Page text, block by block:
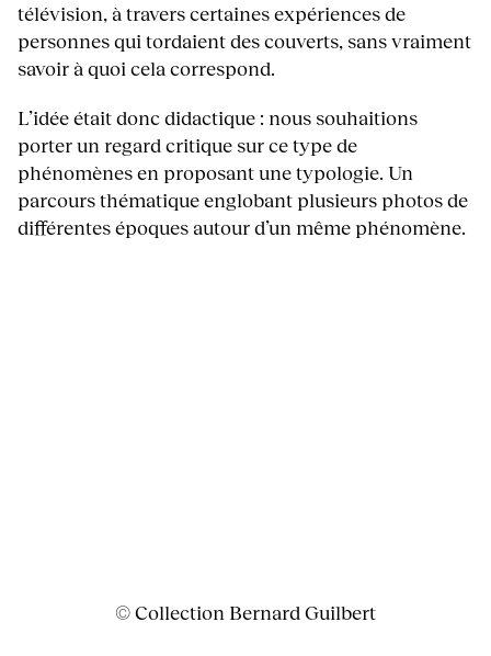
télévision, à travers certaines expériences de
personnes qui tordaient des couverts, sans vraiment
savoir à quoi cela correspond.
L’idée était donc didactique : nous souhaitions
porter un regard critique sur ce type de
phénomènes en proposant une typologie. Un
parcours thématique englobant plusieurs photos de
différentes époques autour d’un même phénomène.
© Collection Bernard Guilbert